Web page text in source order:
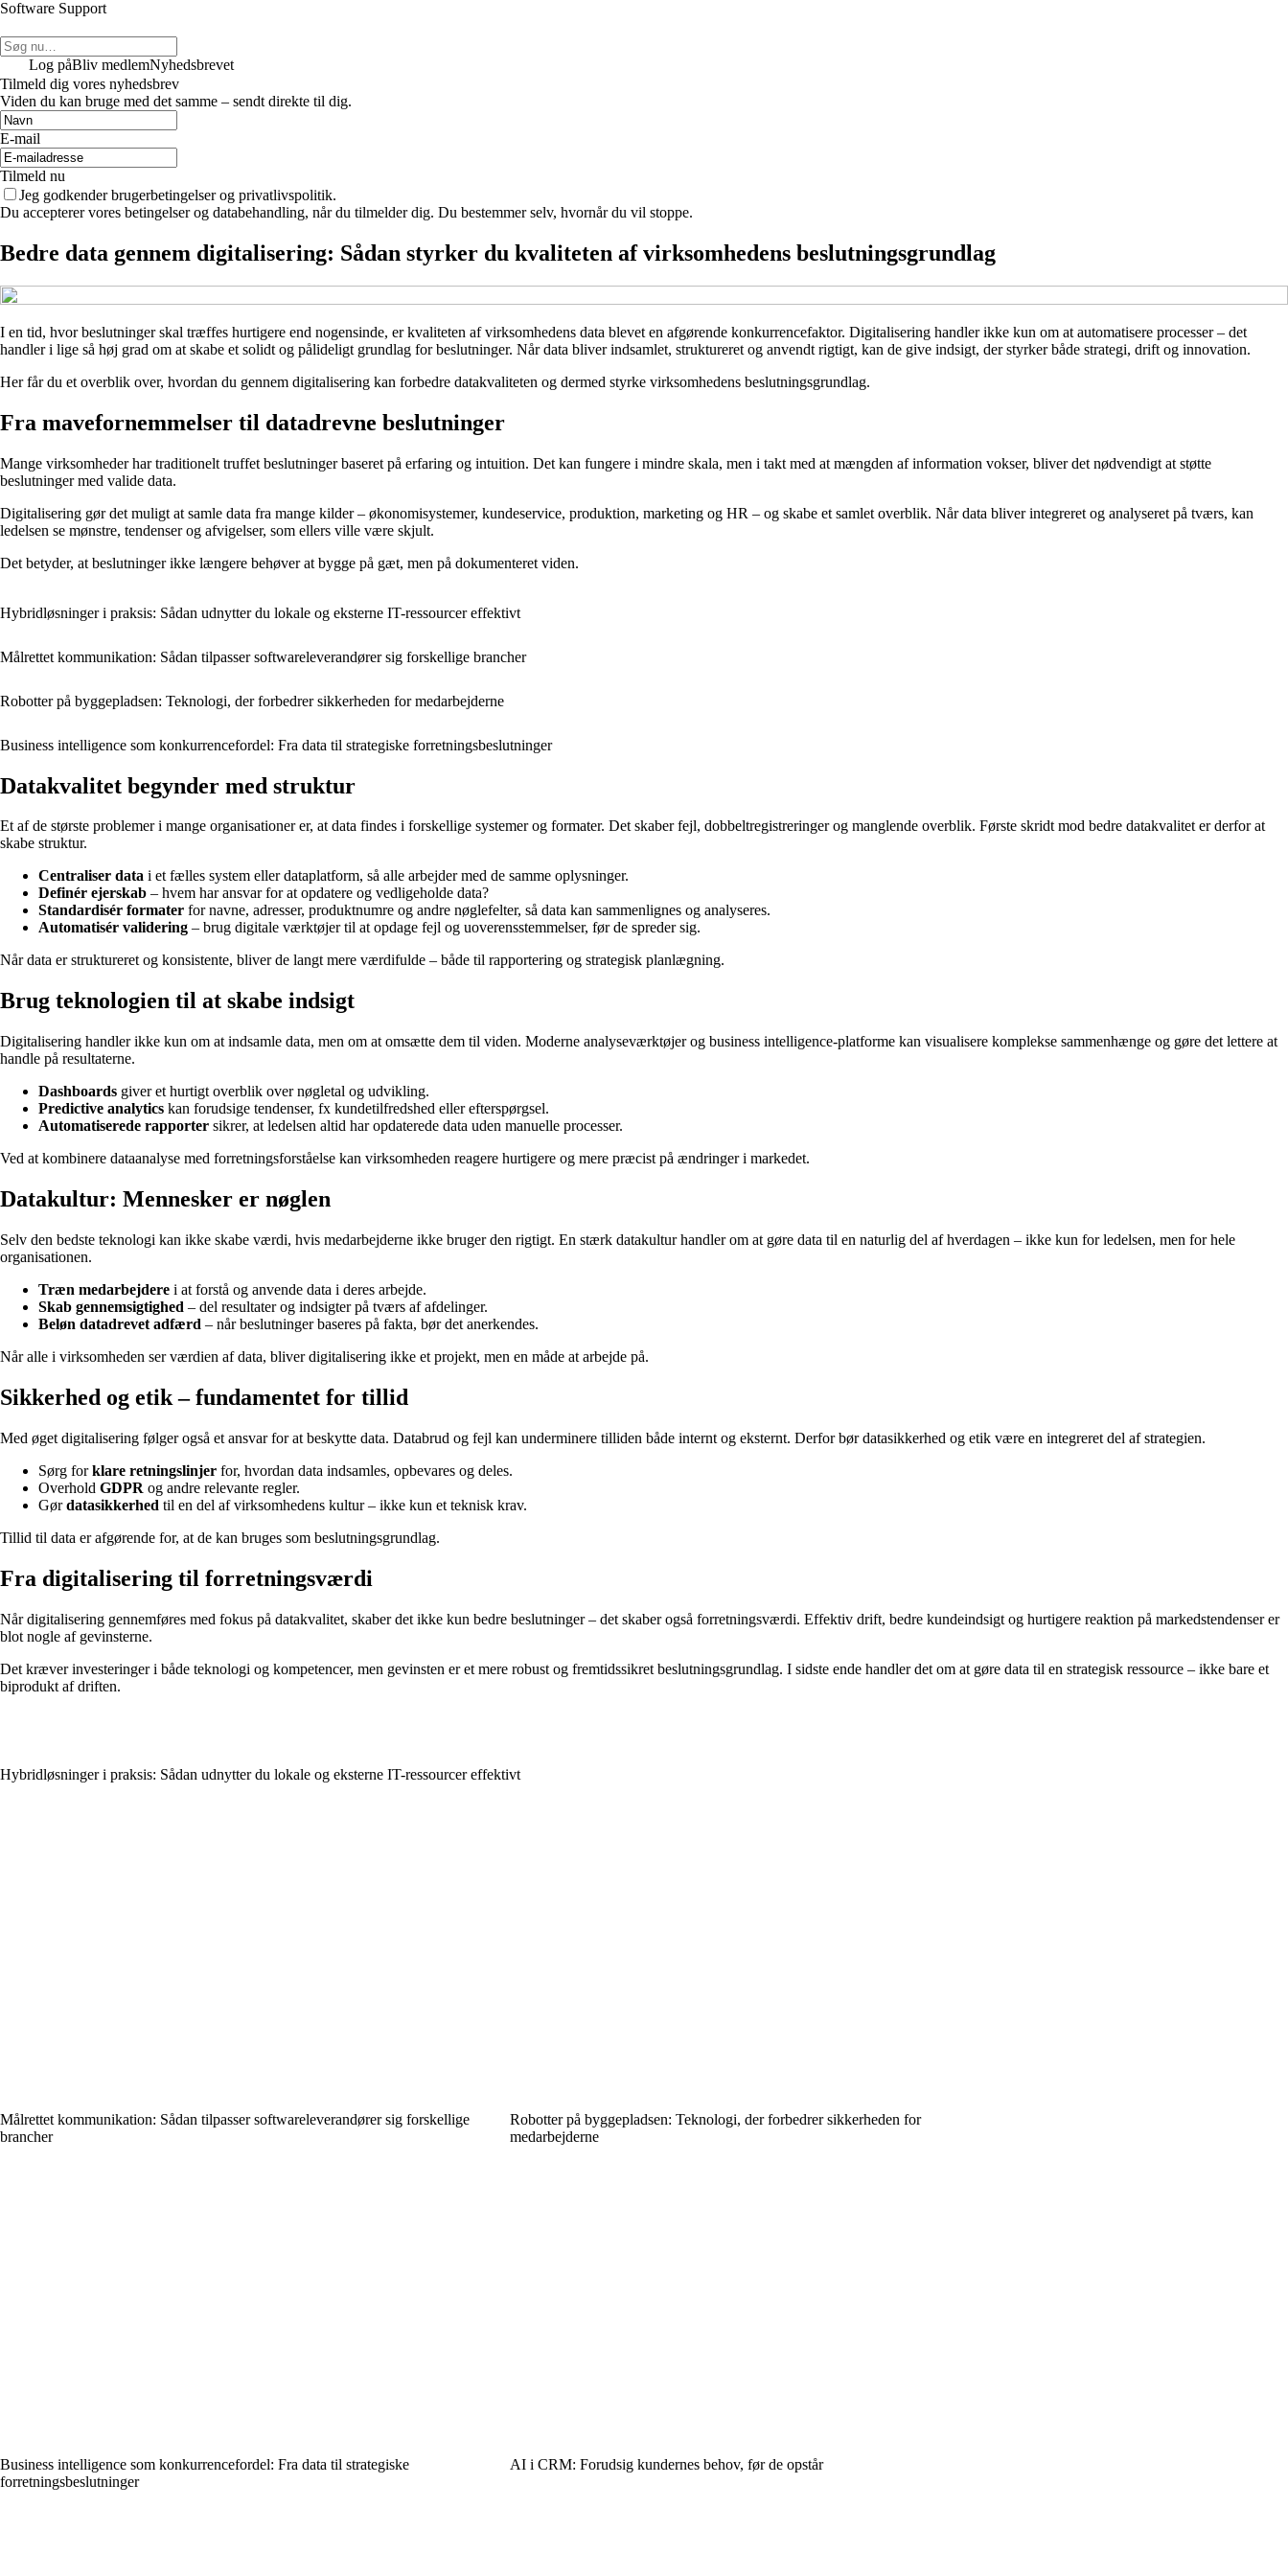
Software Support
Log påBliv medlemNyhedsbrevet
Tilmeld dig vores nyhedsbrev
Viden du kan bruge med det samme – sendt direkte til dig.
E-mail
Tilmeld nu
Jeg godkender brugerbetingelser og privatlivspolitik.
Du accepterer vores betingelser og databehandling, når du tilmelder dig. Du bestemmer selv, hvornår du vil stoppe.
Bedre data gennem digitalisering: Sådan styrker du kvaliteten af virksomhedens beslutningsgrundlag
I en tid, hvor beslutninger skal træffes hurtigere end nogensinde, er kvaliteten af virksomhedens data blevet en afgørende konkurrencefaktor. Digitalisering handler ikke kun om at automatisere processer – det
handler i lige så høj grad om at skabe et solidt og pålideligt grundlag for beslutninger. Når data bliver indsamlet, struktureret og anvendt rigtigt, kan de give indsigt, der styrker både strategi, drift og innovation.
Her får du et overblik over, hvordan du gennem digitalisering kan forbedre datakvaliteten og dermed styrke virksomhedens beslutningsgrundlag.
Fra mavefornemmelser til datadrevne beslutninger
Mange virksomheder har traditionelt truffet beslutninger baseret på erfaring og intuition. Det kan fungere i mindre skala, men i takt med at mængden af information vokser, bliver det nødvendigt at støtte
beslutninger med valide data.
Digitalisering gør det muligt at samle data fra mange kilder – økonomisystemer, kundeservice, produktion, marketing og HR – og skabe et samlet overblik. Når data bliver integreret og analyseret på tværs, kan
ledelsen se mønstre, tendenser og afvigelser, som ellers ville være skjult.
Det betyder, at beslutninger ikke længere behøver at bygge på gæt, men på dokumenteret viden.
Hybridløsninger i praksis: Sådan udnytter du lokale og eksterne IT-ressourcer effektivt
Målrettet kommunikation: Sådan tilpasser softwareleverandører sig forskellige brancher
Robotter på byggepladsen: Teknologi, der forbedrer sikkerheden for medarbejderne
Business intelligence som konkurrencefordel: Fra data til strategiske forretningsbeslutninger
Datakvalitet begynder med struktur
Et af de største problemer i mange organisationer er, at data findes i forskellige systemer og formater. Det skaber fejl, dobbeltregistreringer og manglende overblik. Første skridt mod bedre datakvalitet er derfor at
skabe struktur.
Centraliser data i et fælles system eller dataplatform, så alle arbejder med de samme oplysninger.
Definér ejerskab – hvem har ansvar for at opdatere og vedligeholde data?
Standardisér formater for navne, adresser, produktnumre og andre nøglefelter, så data kan sammenlignes og analyseres.
Automatisér validering – brug digitale værktøjer til at opdage fejl og uoverensstemmelser, før de spreder sig.
Når data er struktureret og konsistente, bliver de langt mere værdifulde – både til rapportering og strategisk planlægning.
Brug teknologien til at skabe indsigt
Digitalisering handler ikke kun om at indsamle data, men om at omsætte dem til viden. Moderne analyseværktøjer og business intelligence-platforme kan visualisere komplekse sammenhænge og gøre det lettere at
handle på resultaterne.
Dashboards giver et hurtigt overblik over nøgletal og udvikling.
Predictive analytics kan forudsige tendenser, fx kundetilfredshed eller efterspørgsel.
Automatiserede rapporter sikrer, at ledelsen altid har opdaterede data uden manuelle processer.
Ved at kombinere dataanalyse med forretningsforståelse kan virksomheden reagere hurtigere og mere præcist på ændringer i markedet.
Datakultur: Mennesker er nøglen
Selv den bedste teknologi kan ikke skabe værdi, hvis medarbejderne ikke bruger den rigtigt. En stærk datakultur handler om at gøre data til en naturlig del af hverdagen – ikke kun for ledelsen, men for hele
organisationen.
Træn medarbejdere i at forstå og anvende data i deres arbejde.
Skab gennemsigtighed – del resultater og indsigter på tværs af afdelinger.
Beløn datadrevet adfærd – når beslutninger baseres på fakta, bør det anerkendes.
Når alle i virksomheden ser værdien af data, bliver digitalisering ikke et projekt, men en måde at arbejde på.
Sikkerhed og etik – fundamentet for tillid
Med øget digitalisering følger også et ansvar for at beskytte data. Databrud og fejl kan underminere tilliden både internt og eksternt. Derfor bør datasikkerhed og etik være en integreret del af strategien.
Sørg forklare retningslinjer for, hvordan data indsamles, opbevares og deles.
Overhold GDPR og andre relevante regler.
Gørdatasikkerhed til en del af virksomhedens kultur – ikke kun et teknisk krav.
Tillid til data er afgørende for, at de kan bruges som beslutningsgrundlag.
Fra digitalisering til forretningsværdi
Når digitalisering gennemføres med fokus på datakvalitet, skaber det ikke kun bedre beslutninger – det skaber også forretningsværdi. Effektiv drift, bedre kundeindsigt og hurtigere reaktion på markedstendenser er
blot nogle af gevinsterne.
Det kræver investeringer i både teknologi og kompetencer, men gevinsten er et mere robust og fremtidssikret beslutningsgrundlag. I sidste ende handler det om at gøre data til en strategisk ressource – ikke bare et
biprodukt af driften.
Hybridløsninger i praksis: Sådan udnytter du lokale og eksterne IT-ressourcer effektivt
Målrettet kommunikation: Sådan tilpasser softwareleverandører sig forskellige
brancher
Robotter på byggepladsen: Teknologi, der forbedrer sikkerheden for
medarbejderne
Business intelligence som konkurrencefordel: Fra data til strategiske
forretningsbeslutninger
AI i CRM: Forudsig kundernes behov, før de opstår